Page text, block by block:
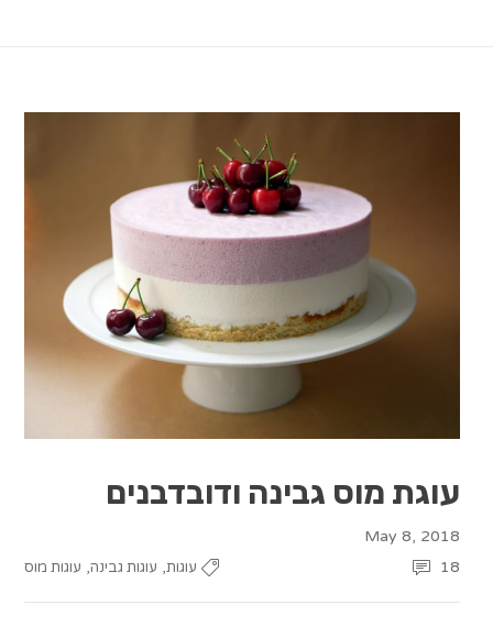
עוגת מוס גבינה ודובדבנים
May 8, 2018
עוגות, עוגות גבינה, עוגות מוס 18